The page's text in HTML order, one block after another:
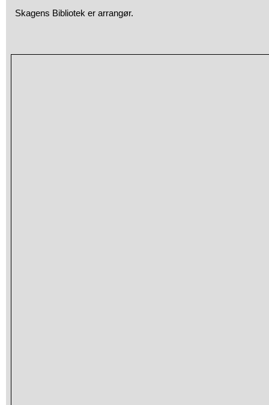
Skagens Bibliotek er arrangør.